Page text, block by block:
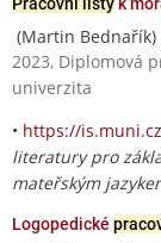
(Martin Bednařík)
2023, Diplomová
univerzita
• https://
literatury pro
mateřským
Logopedické